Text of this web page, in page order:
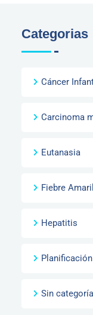
Categorias
Cáncer
Carcinoma
Eutanasia
Fiebre
Hepatitis
Sin categoría